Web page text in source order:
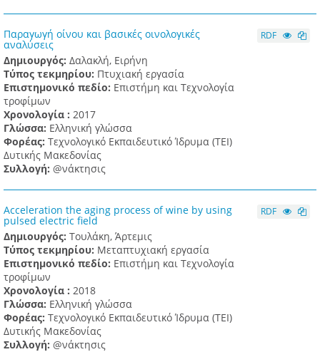
Παραγωγή οίνου και βασικές οινολογικές
αναλύσεις
Δημιουργός: Δαλακλή, Ειρήνη
Τύπος τεκμηρίου: Πτυχιακή εργασία
Επιστημονικό πεδίο: Επιστήμη και Τεχνολογία
τροφίμων
Χρονολογία : 2017
Γλώσσα: Ελληνική γλώσσα
Φορέας: Τεχνολογικό Εκπαιδευτικό Ίδρυμα (ΤΕΙ)
Δυτικής Μακεδονίας
Συλλογή: @νάκτησις
RDF
Acceleration the aging process of wine by using
pulsed electric field
Δημιουργός: Τουλάκη, Άρτεμις
Τύπος τεκμηρίου: Μεταπτυχιακή εργασία
Επιστημονικό πεδίο: Επιστήμη και Τεχνολογία
τροφίμων
Χρονολογία : 2018
Γλώσσα: Ελληνική γλώσσα
Φορέας: Τεχνολογικό Εκπαιδευτικό Ίδρυμα (ΤΕΙ)
Δυτικής Μακεδονίας
Συλλογή: @νάκτησις
RDF